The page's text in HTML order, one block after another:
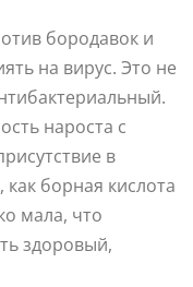
бородавок и
на вирус. Это не
нароста с
в
как борная кислота
мала, что
здоровый,